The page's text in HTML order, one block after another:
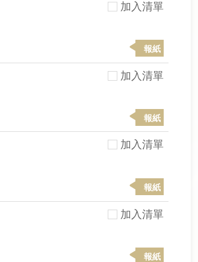
加入清單
報紙
加入清單
報紙
加入清單
報紙
加入清單
報紙